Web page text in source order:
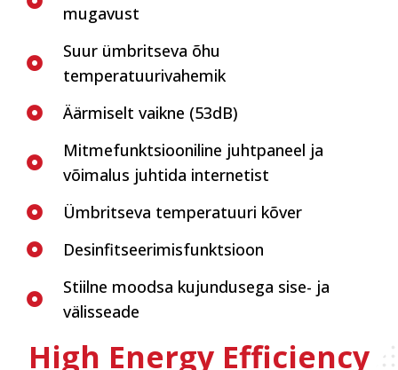
mugavust
Suur ümbritseva õhu
temperatuurivahemik
Äärmiselt vaikne (53dB)
Mitmefunktsiooniline juhtpaneel ja
võimalus juhtida internetist
Ümbritseva temperatuuri kõver
Desinfitseerimisfunktsioon
Stiilne moodsa kujundusega sise- ja
välisseade
High Energy Efficiency